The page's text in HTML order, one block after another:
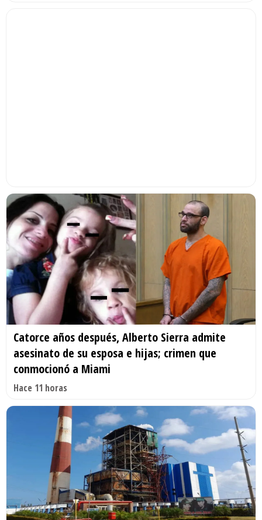
Catorce años después, Alberto Sierra admite
asesinato de su esposa e hijas; crimen que
conmocionó a Miami
Hace 11 horas